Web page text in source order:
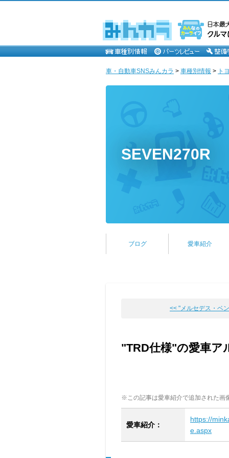
車・自動車SNSみんカラ > 車種別情報 > ト
SEVEN270R
ブログ 愛車紹介
<< "メルセデス・ベ
"TRD仕様"の愛車ア
※この記事は愛車紹介で追加された画
愛車紹介：
https://
e.aspx